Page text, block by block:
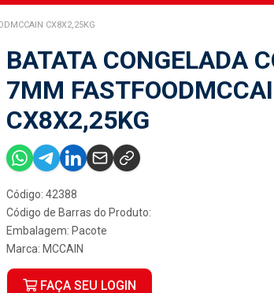
CX8X2,25KG
BATATA CONGELADA
7MM
CX8X2,25KG
Código: 42388
Código de Barras do Produto:
Embalagem: Pacote
Marca: MCCAIN
FAÇA SEU LOGIN